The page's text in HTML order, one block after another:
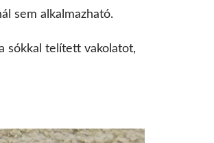
sem alkalmazható.
sókkal telített vakolatot,